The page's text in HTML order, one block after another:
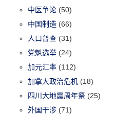
中医争论 (50)
中国制造 (66)
人口普查 (31)
党魁选举 (24)
加元汇率 (112)
加拿大政治危机 (18)
四川大地震周年祭 (25)
外国干涉 (71)